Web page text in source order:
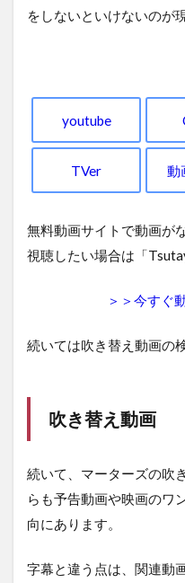
をしないといけないのが
youtube
TVer 動
無料動画サイトで動画が
視聴したい場合は「
＞＞今すぐ
続いては吹き替え動画の
吹き替え動画
続いて、マーターズの吹
らも予告動画や映画のワ
向にあります。
字幕と違う点は、関連動